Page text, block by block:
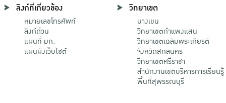
ลิงก์ที่เกี่ยวข้อง
หมายเลขโทรศัพท์
ลิงก์ด่วน
แผนที่ มก.
แผนผังเว็บไซต์
วิทยาเขต
บางเขน
วิทยาเขตกําแพงแสน
วิทยาเขตเฉลิมพระเกียรติ
จังหวัดสกลนคร
วิทยาเขตศรีราชา
สำนักงานเขตบริหารการเรียนรู้
พื้นที่สุพรรณบุรี